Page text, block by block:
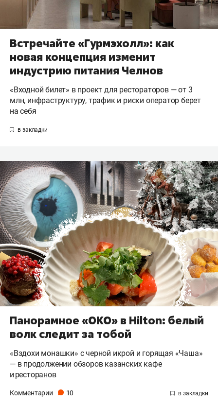
Встречайте «Гурмэхолл»: как
новая концепция изменит
индустрию питания Челнов
«Входной билет» в проект для рестораторов — от 3
млн, инфраструктуру, трафик и риски оператор берет
на себя
Панорамное «OKO» в Hilton: белый
волк следит за тобой
«Вздохи монашки» с черной икрой и горящая «Чаша»
— в продолжении обзоров казанских кафе
и ресторанов
Комментарии 10